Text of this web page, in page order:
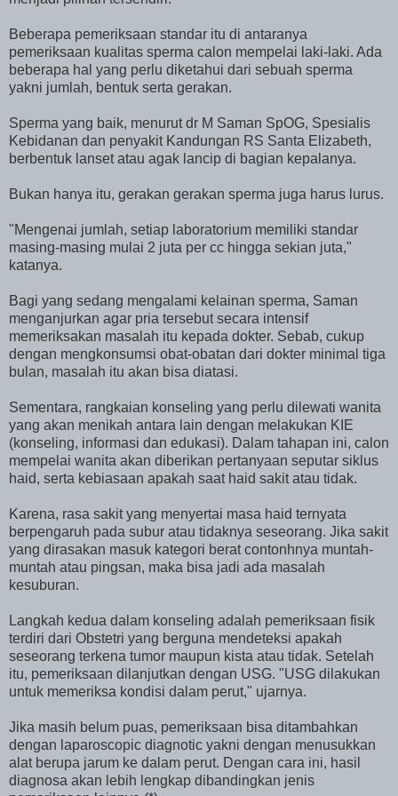
Beberapa pemeriksaan standar itu di antaranya
pemeriksaan kualitas sperma calon mempelai laki-laki. Ada
beberapa hal yang perlu diketahui dari sebuah sperma
yakni jumlah, bentuk serta gerakan.
Sperma yang baik, menurut dr M Saman SpOG, Spesialis
Kebidanan dan penyakit Kandungan RS Santa Elizabeth,
berbentuk lanset atau agak lancip di bagian kepalanya.
Bukan hanya itu, gerakan gerakan sperma juga harus lurus.
"Mengenai jumlah, setiap laboratorium memiliki standar
masing-masing mulai 2 juta per cc hingga sekian juta,"
katanya.
Bagi yang sedang mengalami kelainan sperma, Saman
menganjurkan agar pria tersebut secara intensif
memeriksakan masalah itu kepada dokter. Sebab, cukup
dengan mengkonsumsi obat-obatan dari dokter minimal tiga
bulan, masalah itu akan bisa diatasi.
Sementara, rangkaian konseling yang perlu dilewati wanita
yang akan menikah antara lain dengan melakukan KIE
(konseling, informasi dan edukasi). Dalam tahapan ini, calon
mempelai wanita akan diberikan pertanyaan seputar siklus
haid, serta kebiasaan apakah saat haid sakit atau tidak.
Karena, rasa sakit yang menyertai masa haid ternyata
berpengaruh pada subur atau tidaknya seseorang. Jika sakit
yang dirasakan masuk kategori berat contonhnya muntah-
muntah atau pingsan, maka bisa jadi ada masalah
kesuburan.
Langkah kedua dalam konseling adalah pemeriksaan fisik
terdiri dari Obstetri yang berguna mendeteksi apakah
seseorang terkena tumor maupun kista atau tidak. Setelah
itu, pemeriksaan dilanjutkan dengan USG. "USG dilakukan
untuk memeriksa kondisi dalam perut," ujarnya.
Jika masih belum puas, pemeriksaan bisa ditambahkan
dengan laparoscopic diagnotic yakni dengan menusukkan
alat berupa jarum ke dalam perut. Dengan cara ini, hasil
diagnosa akan lebih lengkap dibandingkan jenis